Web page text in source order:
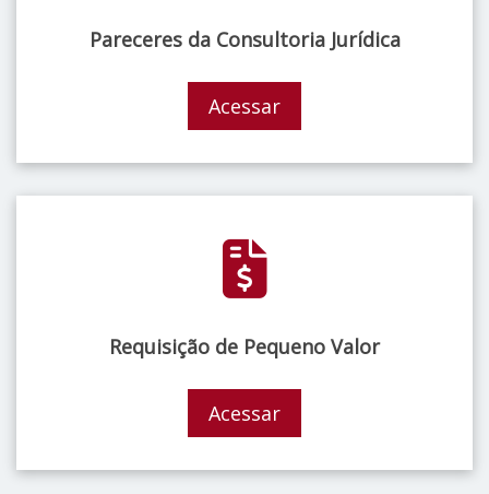
Pareceres da Consultoria Jurídica
Acessar
Requisição de Pequeno Valor
Acessar